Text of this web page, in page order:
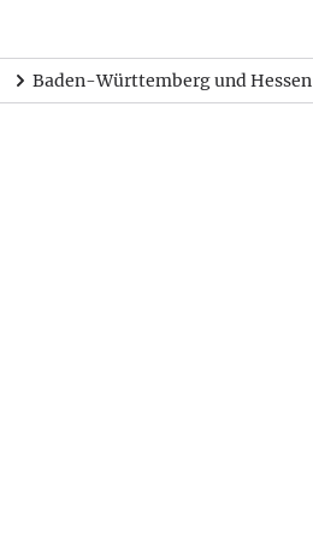
Baden-Württemberg und Hessen